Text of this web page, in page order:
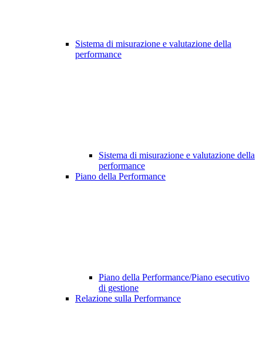
Sistema di misurazione e valutazione della
performance
Sistema di misurazione e valutazione della
performance
Piano della Performance
Piano della Performance/Piano esecutivo
di gestione
Relazione sulla Performance